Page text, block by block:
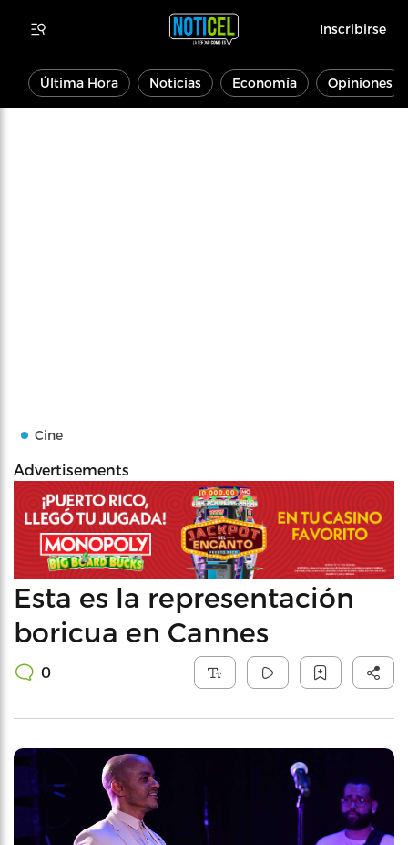
Inscribirse
Última Hora Noticias Economía Opiniones
Cine
Advertisements
Esta es la representación
boricua en Cannes
0